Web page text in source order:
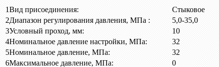
1Вид присоединения:
Стыковое
2Диапазон регулирования давления, МПа :
5,0-35,0
3Условный проход, мм:
10
4Номинальное давление настройки, МПа:
32
5Номинальное давление, МПа:
32
6Максимальное давление, МПа:
0